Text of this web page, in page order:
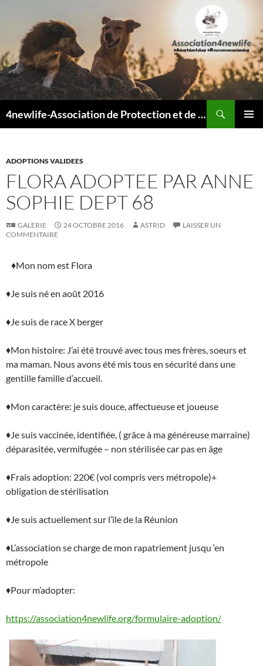
4newlife-Association de Protection et de défense animale. Loi de 1908
ADOPTIONS VALIDEES
FLORA ADOPTEE PAR ANNE
SOPHIE DEPT 68
GALERIE 24 OCTOBRE 2016 ASTRID
LAISSER UN
COMMENTAIRE
♦Mon nom est Flora
♦Je suis né en août 2016
♦Je suis de race X berger
♦Mon histoire: J’ai été trouvé avec tous mes frères, soeurs et
ma maman. Nous avons été mis tous en sécurité dans une
gentille famille d’accueil.
♦Mon caractère: je suis douce, affectueuse et joueuse
♦Je suis vaccinée, identifiée, ( grâce à ma généreuse marraine)
déparasitée, vermifugée – non stérilisée car pas en âge
♦Frais adoption: 220€ (vol compris vers métropole)+
obligation de stérilisation
♦Je suis actuellement sur l’île de la Réunion
♦L’association se charge de mon rapatriement jusqu ‘en
métropole
♦Pour m’adopter:
https://association4newlife.org/formulaire-adoption/